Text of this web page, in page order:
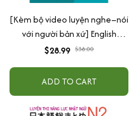
[Kèm bộ video luyện nghe–nói
với người bản xứ] English
Question 101: Lộ Trình Học
$28.99 $38.00
ADD TO CART